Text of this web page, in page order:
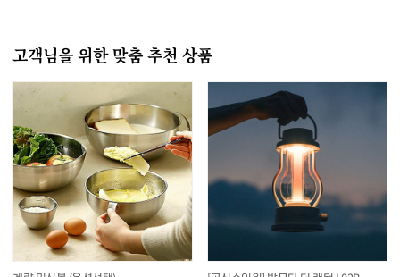
고객님을 위한 맞춤 추천 상품